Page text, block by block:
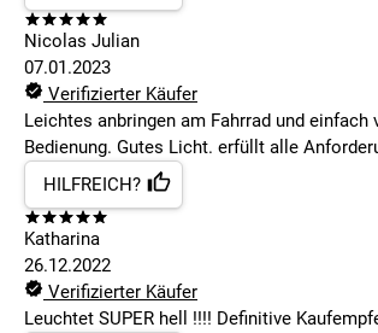
Nicolas Julian
07.01.2023
Verifizierter Käufer
Leichtes anbringen am Fahrrad und einfach
Bedienung. Gutes Licht. erfüllt alle
HILFREICH?
Katharina
26.12.2022
Verifizierter Käufer
Leuchtet SUPER hell !!!! Definitive